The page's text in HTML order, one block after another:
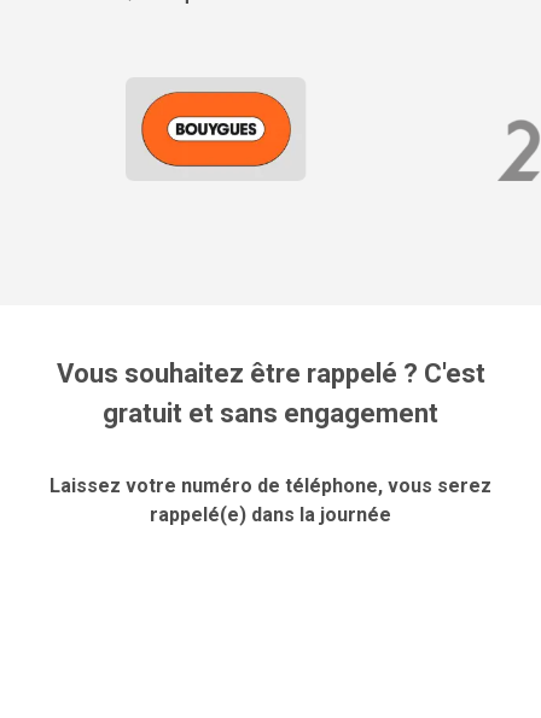
Vous souhaitez être rappelé ? C'est
gratuit et sans engagement
Laissez votre numéro de téléphone, vous serez
rappelé(e) dans la journée